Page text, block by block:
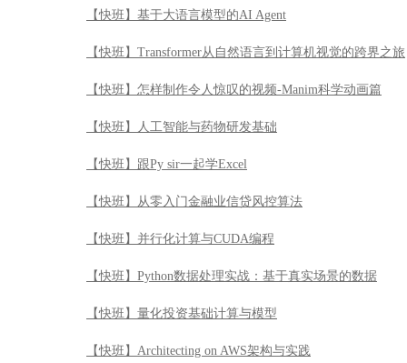
【快班】基于大语言模型的AI Agent
【快班】Transformer从自然语言到计算机视觉的跨界之旅
【快班】怎样制作令人惊叹的视频-Manim科学动画篇
【快班】人工智能与药物研发基础
【快班】跟Py sir一起学Excel
【快班】从零入门金融业信贷风控算法
【快班】并行化计算与CUDA编程
【快班】Python数据处理实战：基于真实场景的数据
【快班】量化投资基础计算与模型
【快班】Architecting on AWS架构与实践